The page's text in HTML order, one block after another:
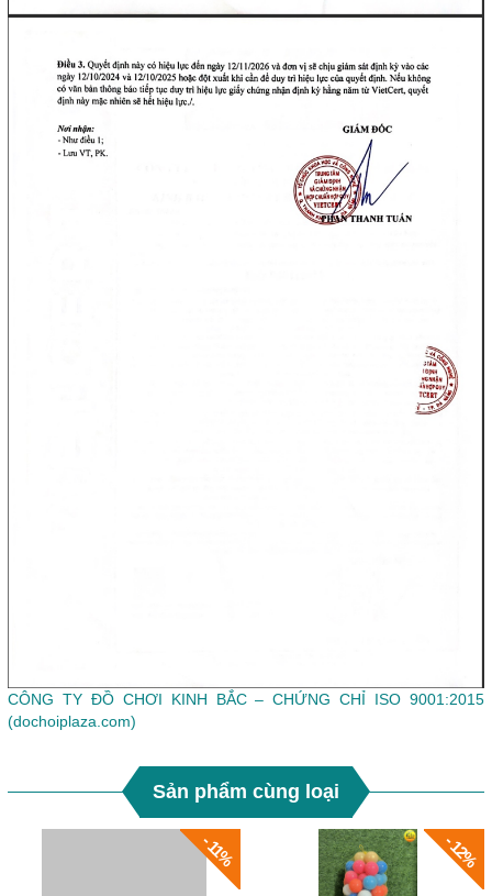
CÔNG TY ĐỒ CHƠI KINH BẮC – CHỨNG CHỈ ISO 9001:2015
(dochoiplaza.com)
Sản phẩm cùng loại
- 11% - 12%